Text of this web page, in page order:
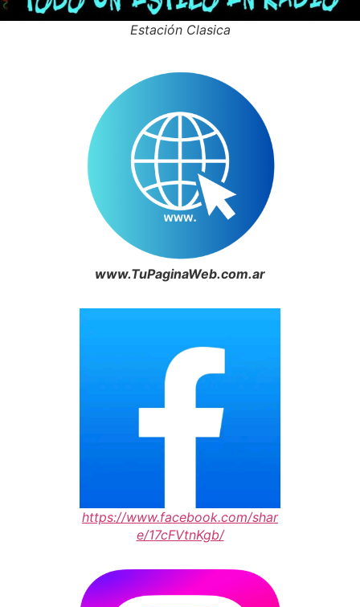
Estación Clasica
www.TuPaginaWeb.com.ar
https://www.facebook.com/shar
e/17cFVtnKgb/